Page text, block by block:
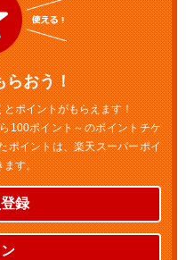
らおう！
ポイントがもらえます！
100ポイント～のポイントチケ
ポイントは、楽天スーパーポイ
ます。
録